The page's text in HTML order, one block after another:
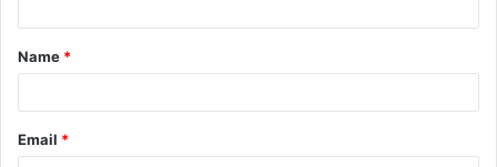
Name *
Email *